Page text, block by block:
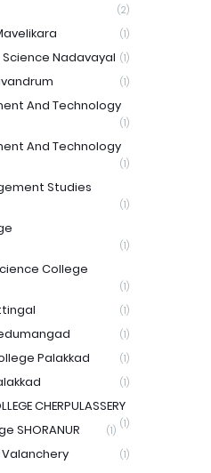
(2)
(1)
Nadavayal (1)
(1)
And Technology
(1)
And Technology
(1)
Studies
(1)
(1)
College
(1)
(1)
(1)
Palakkad (1)
(1)
CHERPULASSERY
(1)
SHORANUR (1)
Valanchery (1)